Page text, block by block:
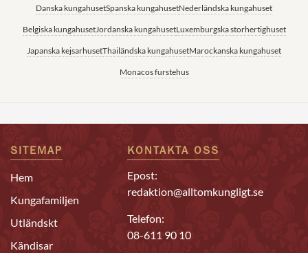
Danska kungahusetSpanska kungahusetNederländska kungahuset
Belgiska kungahusetJordanska kungahusetLuxemburgska storhertighuset
Japanska kejsarhusetThailändska kungahusetMarockanska kungahuset
Monacos furstehus
SITEMAP
Hem
Kungafamiljen
Utländskt
Kändisar
KONTAKTA OSS
Epost:
redaktion@alltomkungligt.se
Telefon:
08-611 90 10